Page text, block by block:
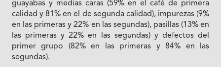
guayabas y medias caras (59% en el café de primera
calidad y 81% en el de segunda calidad), impurezas (9%
en las primeras y 22% en las segundas), pasillas (13% en
las primeras y 22% en las segundas) y defectos del
primer grupo (82% en las primeras y 84% en las
segundas).